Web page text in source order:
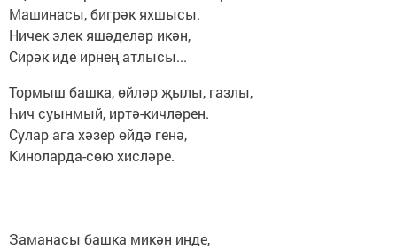
Машинасы, бигрәк яхшысы.
Ничек элек яшәделәр икән,
Сирәк иде ирнең атлысы...
Тормыш башка, өйләр җылы, газлы,
Һич суынмый, иртә-кичләрен.
Сулар ага хәзер өйдә генә,
Киноларда-сөю хисләре.
Заманасы башка микән инде,